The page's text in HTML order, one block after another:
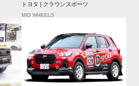
トヨタ | クラウンスポーツ
MID WHEELS